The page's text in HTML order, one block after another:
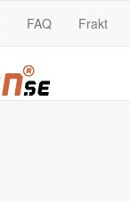
FAQ Frakt